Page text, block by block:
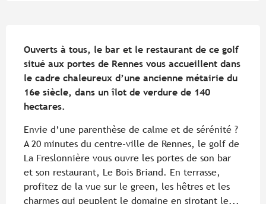
Ouverts à tous, le bar et le restaurant de ce golf
situé aux portes de Rennes vous accueillent dans
le cadre chaleureux d’une ancienne métairie du
16e siècle, dans un îlot de verdure de 140
hectares.
Envie d’une parenthèse de calme et de sérénité ?
A 20 minutes du centre-ville de Rennes, le golf de
La Freslonnière vous ouvre les portes de son bar
et son restaurant, Le Bois Briand. En terrasse,
profitez de la vue sur le green, les hêtres et les
charmes qui peuplent le domaine en sirotant le...